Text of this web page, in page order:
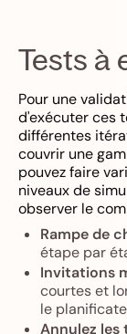
Tests à
Pour une
d'exécuter ces
différentes
couvrir une
pouvez faire
niveaux de
observer le
Rampe de
étape par
Invitations
courtes et
le
Annulez les